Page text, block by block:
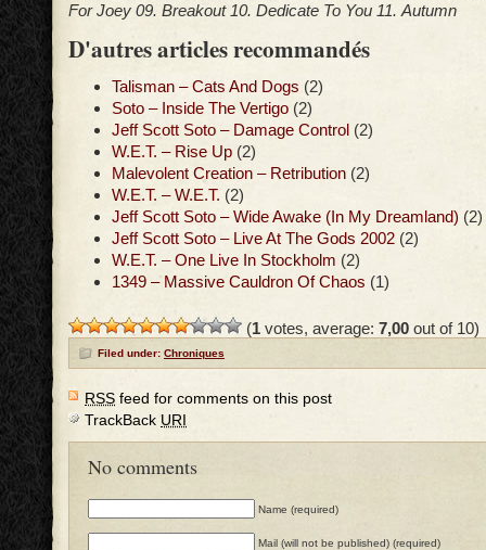
For Joey 09. Breakout 10. Dedicate To You 11. Autumn
D'autres articles recommandés
Talisman – Cats And Dogs (2)
Soto – Inside The Vertigo (2)
Jeff Scott Soto – Damage Control (2)
W.E.T. – Rise Up (2)
Malevolent Creation – Retribution (2)
W.E.T. – W.E.T. (2)
Jeff Scott Soto – Wide Awake (In My Dreamland) (2)
Jeff Scott Soto – Live At The Gods 2002 (2)
W.E.T. – One Live In Stockholm (2)
1349 – Massive Cauldron Of Chaos (1)
(1 votes, average: 7,00 out of 10)
Filed under: Chroniques
RSS feed for comments on this post
TrackBack URI
No comments
Name (required)
Mail (will not be published) (required)